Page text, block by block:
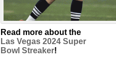
Read more about the
Las Vegas 2024 Super
Bowl Streaker!